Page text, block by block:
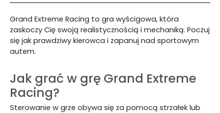
Grand Extreme Racing to gra wyścigowa, która
zaskoczy Cię swoją realistycznością i mechaniką. Poczuj
się jak prawdziwy kierowca i zapanuj nad sportowym
autem.
Jak grać w grę Grand Extreme
Racing?
Sterowanie w grze obywa się za pomocą strzałek lub